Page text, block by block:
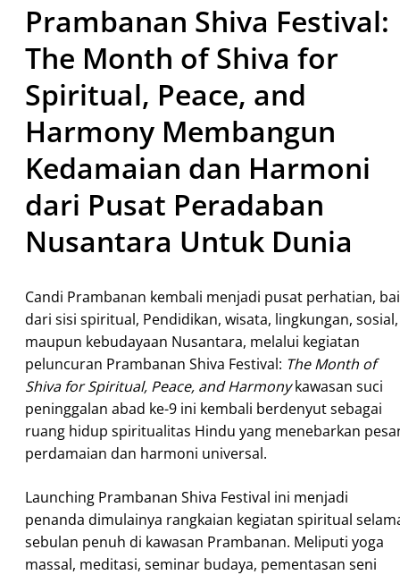
Prambanan Shiva Festival:
The Month of Shiva for
Spiritual, Peace, and
Harmony Membangun
Kedamaian dan Harmoni
dari Pusat Peradaban
Nusantara Untuk Dunia
Candi Prambanan kembali menjadi pusat perhatian,
dari sisi spiritual, Pendidikan, wisata, lingkungan, sosial,
maupun kebudayaan Nusantara, melalui kegiatan
peluncuran Prambanan Shiva Festival: The Month of
Shiva for Spiritual, Peace, and Harmonykawasan suci
peninggalan abad ke-9 ini kembali berdenyut sebagai
ruang hidup spiritualitas Hindu yang menebarkan
perdamaian dan harmoni universal.
Launching Prambanan Shiva Festival ini menjadi
penanda dimulainya rangkaian kegiatan spiritual
sebulan penuh di kawasan Prambanan. Meliputi yoga
massal, meditasi, seminar budaya, pementasan seni